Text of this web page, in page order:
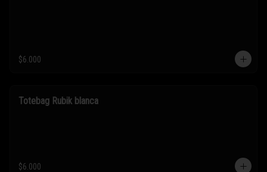
$6.000
Totebag Rubik blanca
$6.000